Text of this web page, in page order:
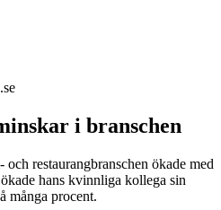
i branschen
restaurangbranschen ökade med
hans kvinnliga kollega sin
många procent.